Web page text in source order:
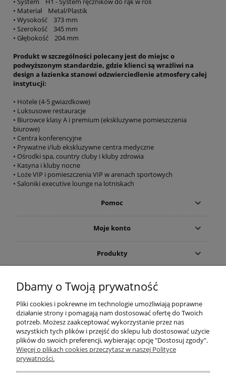
• Materiał Metal/Plastik
• Wysokość 373 mm
• Szerokość 345 mm
• Głębokość 204 mm
Produkt w szczególności polecany jest do miejsc o
podwyższonym standardzie, gdzie klienci są wrażliwi na
design a łazienka stanowi odzwierciedlenie atmosfery całej
instytucji:
• Hotele (4-5 gwiazdkowe)
• Luksusowe restauracje
• Biurowce klasy A i premium (ekskluzywne pomieszczenia
biurowe)
• Centra konferencyjne
• Prywatne i/lub ekskluzywne centra medyczne
• Ośrodki spa, country cluby i kluby zdrowia
• Kasyna i kluby nocne
• Loże VIP i pomieszczenia VIP w arenach sportowych
• Saloniki executive lounge na lotniskach
Pomoc
Moje konto
Produkty
O firmie
(c)2015-2022 Sklep internetowy Higieniczny.pl - Ergonomia czystości:
Wyposażenie toalet publicznych (suszarka do rąk; dozownik mydła) oraz
łazienek dla osób niepełnosprawnych (poręcze i uchwyty). Wszelkie prawa
zastrzeżone. Zakaz kopiowania i powielania treści. Strona korzysta z plików
Dbamy o Twoją prywatność
Pliki cookies i pokrewne im technologie umożliwiają poprawne
działanie strony i pomagają nam dostosować ofertę do Twoich
potrzeb. Możesz zaakceptować wykorzystanie przez nas
wszystkich tych plików i przejść do sklepu lub dostosować użycie
plików do swoich preferencji, wybierając opcję "Dostosuj zgody".
Więcej o plikach cookies przeczytasz w naszej Polityce
prywatności.